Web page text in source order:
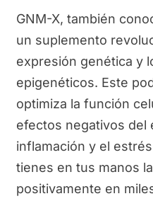
GNM-X, también
un suplemento
expresión genética y
epigenéticos. Este
optimiza la función
efectos negativos del
inflamación y el
tienes en tus manos
positivamente en